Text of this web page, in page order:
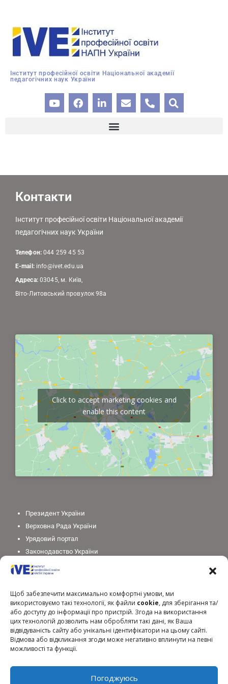
Щоб забезпечити максимально комфортні умови, ми
використовуємо такі технології, як файли cookie, для зберігання та/
або доступу до інформації про пристрій. Згода на використання
цих технологій дозволить нам обробляти такі дані, як Ваша
відвідуваність сайту або унікальні ідентифікатори на цьому сайті.
Відмова або відкликання згоди може негативно вплинути на певні
можливості та функції.
Погоджуюсь
Інститут професійної освіти Національної академії
педагогічних наук України
Контакти
Інститут професійної освіти Національної академії
педагогічних наук України
Телефон:044 259 45 53
E-mail: info@ivet.edu.ua
Адреса:03045, м. Київ,
Віто-Литовський провулок 98а
Click to accept marketing cookies and
enable this content
Президент України
Верховна Рада України
Урядовий портал
Законодавство України
Міністерство освіти і науки України
Національна академія педагогічних наук України